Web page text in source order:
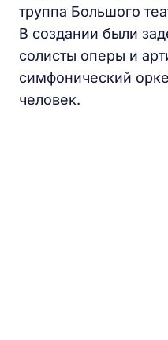
труппа Большого
В создании были
солисты оперы и
симфонический
человек.